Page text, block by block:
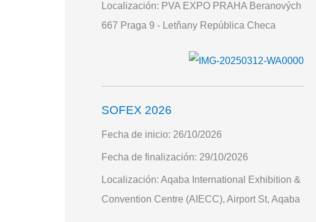
Localización: PVA EXPO PRAHA Beranových
667 Praga 9 - Letňany República Checa
SOFEX 2026
Fecha de inicio: 26/10/2026
Fecha de finalización: 29/10/2026
Localización: Aqaba International Exhibition &
Convention Centre (AIECC), Airport St, Aqaba